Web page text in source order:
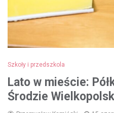
Szkoły i przedszkola
Lato w mieście:
Środzie